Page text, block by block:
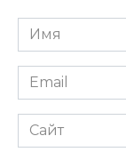
Имя
*
Email
*
Сайт